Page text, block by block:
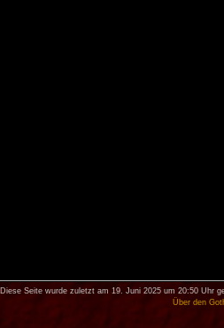
Diese Seite wurde zuletzt am 19. Juni 2025 um 20:50 Uhr
Über den